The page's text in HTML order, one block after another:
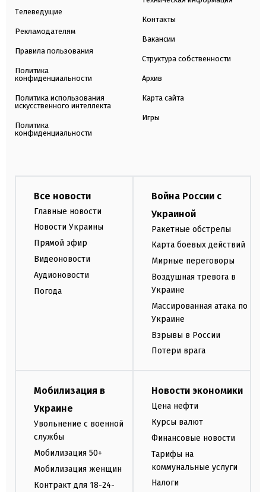
Телеведущие
Рекламодателям
Правила пользования
Политика
конфиденциальности
Политика использования
искусственного интеллекта
Политика
конфиденциальности
Контакты
Вакансии
Структура собственности
Архив
Карта сайта
Игры
Все новости
Главные новости
Новости Украины
Прямой эфир
Видеоновости
Аудионовости
Погода
Война России с
Украиной
Ракетные обстрелы
Карта боевых действий
Мирные переговоры
Воздушная тревога в
Украине
Массированная атака по
Украине
Взрывы в России
Потери врага
Мобилизация в
Украине
Увольнение с военной
службы
Мобилизация 50+
Мобилизация женщин
Контракт для 18-24-
Новости экономики
Цена нефти
Курсы валют
Финансовые новости
Тарифы на
коммунальные услуги
Налоги